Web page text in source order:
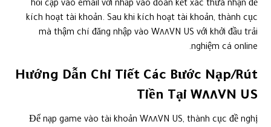
hỏi cập vào email với nhấp vào đoàn kết xác thừa nhận để
kích hoạt tài khoản. Sau khi kích hoạt tài khoản, thành cục
mà thậm chí đăng nhập vào W٨٨VN US với khởi đầu trải
nghiệm cá online.
Hướng Dẫn Chi Tiết Các Bước Nạp/Rút
Tiền Tại W٨٨VN US
Để nạp game vào tài khoản W٨٨VN US, thành cục đề nghị